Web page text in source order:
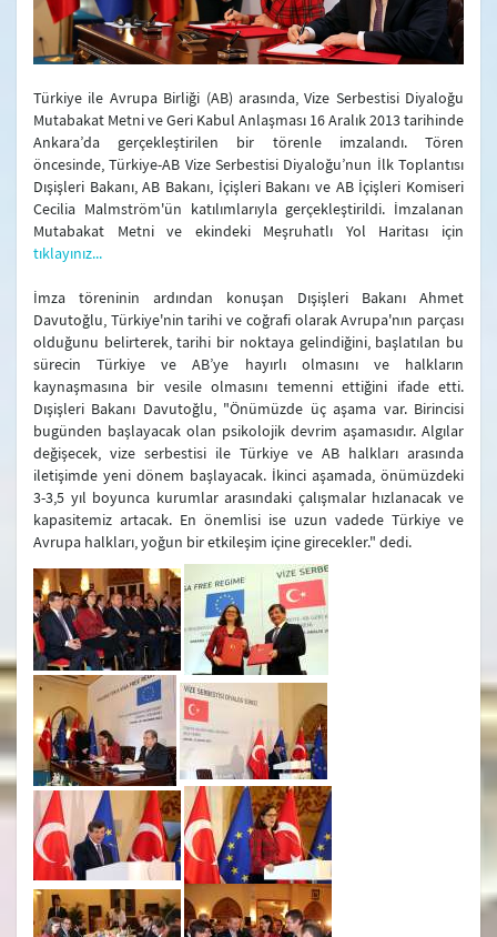
Türkiye ile Avrupa Birliği (AB) arasında, Vize Serbestisi Diyaloğu
Mutabakat Metni ve Geri Kabul Anlaşması 16 Aralık 2013 tarihinde
Ankara’da gerçekleştirilen bir törenle imzalandı. Tören
öncesinde, Türkiye-AB Vize Serbestisi Diyaloğu’nun İlk Toplantısı
Dışişleri Bakanı, AB Bakanı, İçişleri Bakanı ve AB İçişleri Komiseri
Cecilia Malmström'ün katılımlarıyla gerçekleştirildi. İmzalanan
Mutabakat Metni ve ekindeki Meşruhatlı Yol Haritası için
tıklayınız...
İmza töreninin ardından konuşan Dışişleri Bakanı Ahmet
Davutoğlu, Türkiye'nin tarihi ve coğrafi olarak Avrupa'nın parçası
olduğunu belirterek, tarihi bir noktaya gelindiğini, başlatılan bu
sürecin Türkiye ve AB’ye hayırlı olmasını ve halkların
kaynaşmasına bir vesile olmasını temenni ettiğini ifade etti.
Dışişleri Bakanı Davutoğlu, "Önümüzde üç aşama var. Birincisi
bugünden başlayacak olan psikolojik devrim aşamasıdır. Algılar
değişecek, vize serbestisi ile Türkiye ve AB halkları arasında
iletişimde yeni dönem başlayacak. İkinci aşamada, önümüzdeki
3-3,5 yıl boyunca kurumlar arasındaki çalışmalar hızlanacak ve
kapasitemiz artacak. En önemlisi ise uzun vadede Türkiye ve
Avrupa halkları, yoğun bir etkileşim içine girecekler." dedi.